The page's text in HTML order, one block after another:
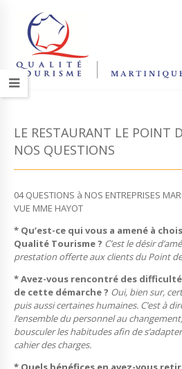
LE RESTAURANT LE POINT
NOS QUESTIONS
04 QUESTIONS à NOS ENTREPRISES
VUE MME HAYOT
* Qu’est-ce qui vous a amené à
Qualité Tourisme ? C’est le désir
prestation offerte aux clients du Point
* Avez-vous rencontré des
de cette démarche ? Oui, bien sur,
puis aussi certaines humaines. C’est à
l’ensemble du personnel au
bousculer les habitudes afin de
cahier des charges.